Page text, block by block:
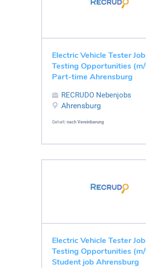
Electric Vehicle Tester
Testing Opportunities
Part-time Ahrensburg
RECRUDO Nebenjobs
Ahrensburg
Gehalt: nach Vereinbarung
Electric Vehicle Tester
Testing Opportunities
Student job Ahrensburg